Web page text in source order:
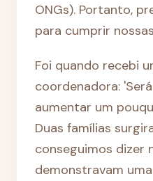
ONGs). Portanto,
para cumprir
Foi quando recebi
coordenadora:
aumentar um
Duas famílias
conseguimos dizer
demonstravam